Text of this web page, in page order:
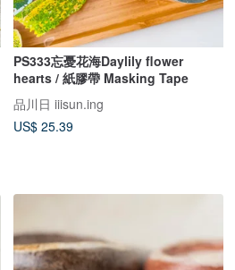
PS333忘憂花海Daylily flower
hearts / 紙膠帶 Masking Tape
品川日 iiisun.ing
US$ 25.39